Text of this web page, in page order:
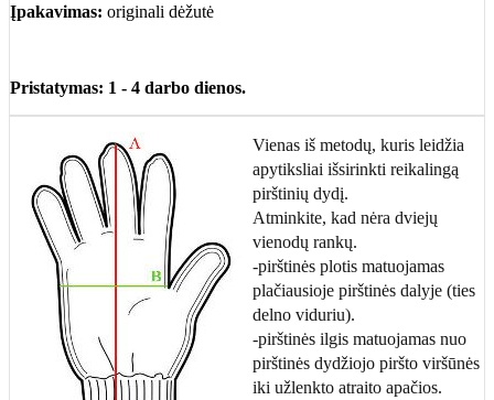
Įpakavimas: originali dėžutė
Pristatymas: 1 - 4 darbo dienos.
Vienas iš metodų, kuris leidžia
apytiksliai išsirinkti reikalingą
pirštinių dydį.
Atminkite, kad nėra dviejų
vienodų rankų.
-pirštinės plotis matuojamas
plačiausioje pirštinės dalyje (ties
delno viduriu).
-pirštinės ilgis matuojamas nuo
pirštinės dydžiojo piršto viršūnės
iki užlenkto atraito apačios.